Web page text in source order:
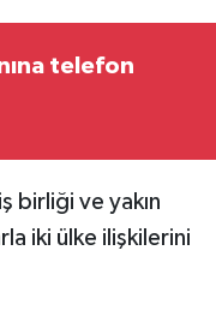
telefon
birliği ve yakın
iki ülke ilişkilerini